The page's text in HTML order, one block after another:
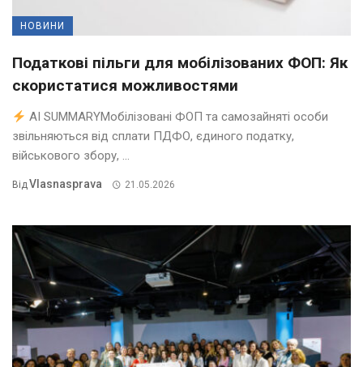
НОВИНИ
Податкові пільги для мобілізованих ФОП: Як
скористатися можливостями
AI SUMMARYМобілізовані ФОП та самозайняті особи
звільняються від сплати ПДФО, єдиного податку,
військового збору, ...
ВідVlasnasprava 21.05.2026